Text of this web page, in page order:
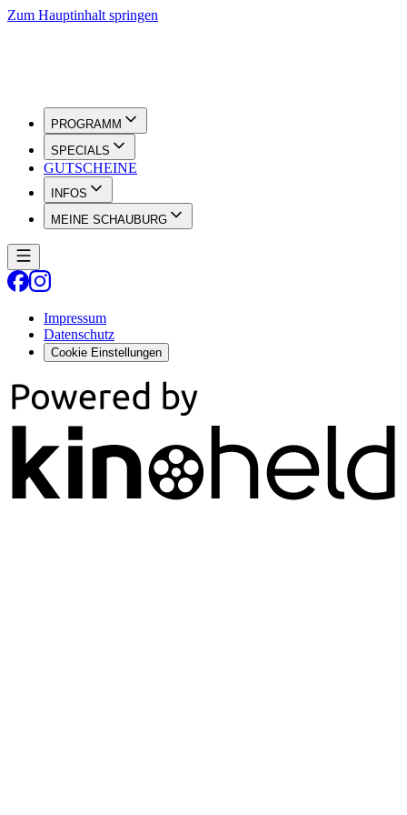
Zum Hauptinhalt springen
PROGRAMM
SPECIALS
GUTSCHEINE
INFOS
MEINE SCHAUBURG
Impressum
Datenschutz
Cookie Einstellungen